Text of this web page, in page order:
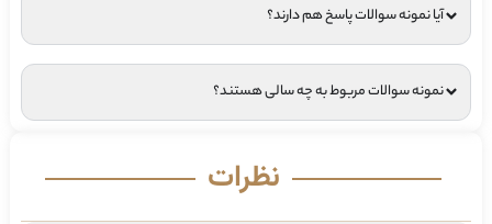
آیا نمونه سوالات پاسخ هم دارند؟
نمونه سوالات مربوط به چه سالی هستند؟
نظرات